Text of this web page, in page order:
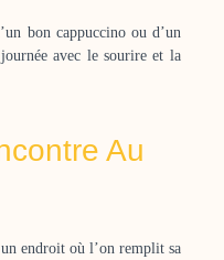
bon cappuccino ou d’un
avec le sourire et la
Au
endroit où l’on remplit sa